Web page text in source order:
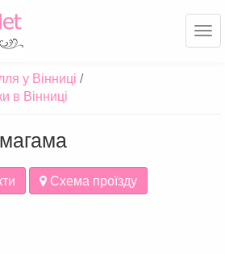
у Вінниці
в Вінниці
Схема проїзду